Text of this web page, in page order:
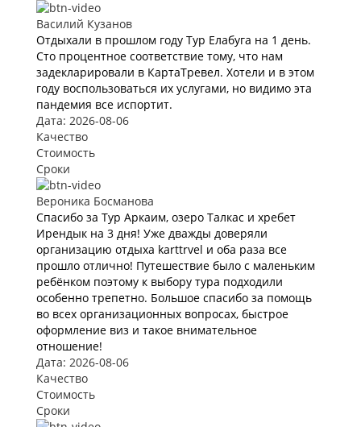
Василий Кузанов
Отдыхали в прошлом году Тур Елабуга на 1 день.
Сто процентное соответствие тому, что нам
задекларировали в КартаТревел. Хотели и в этом
году воспользоваться их услугами, но видимо эта
пандемия все испортит.
Дата: 2026-08-06
Качество
Стоимость
Сроки
Вероника Босманова
Спасибо за Тур Аркаим, озеро Талкас и хребет
Ирендык на 3 дня! Уже дважды доверяли
организацию отдыха karttrvel и оба раза все
прошло отлично! Путешествие было с маленьким
ребёнком поэтому к выбору тура подходили
особенно трепетно. Большое спасибо за помощь
во всех организационных вопросах, быстрое
оформление виз и такое внимательное
отношение!
Дата: 2026-08-06
Качество
Стоимость
Сроки